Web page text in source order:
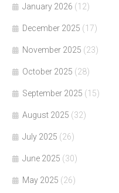
January 2026 (12)
December 2025 (17)
November 2025 (23)
October 2025 (28)
September 2025 (15)
August 2025 (32)
July 2025 (26)
June 2025 (30)
May 2025 (26)